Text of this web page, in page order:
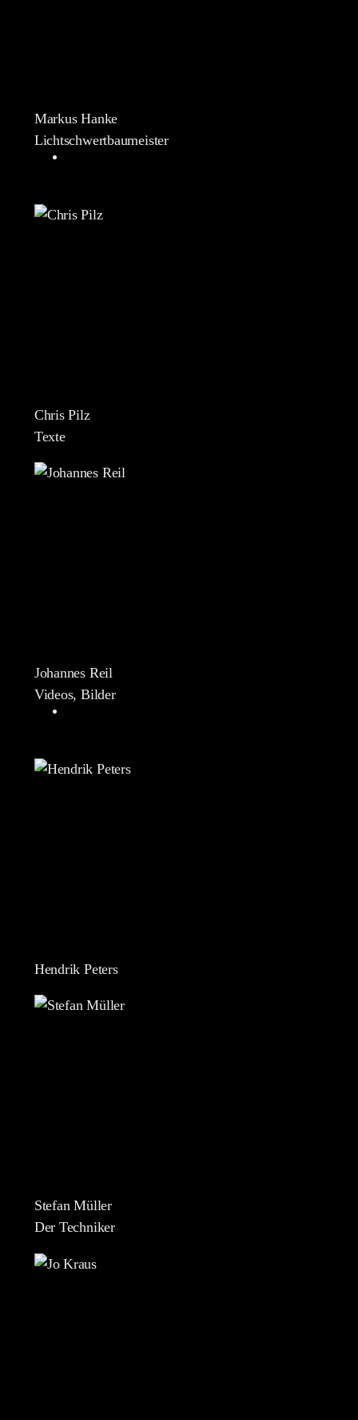
Markus Hanke
Lichtschwertbaumeister
Chris Pilz
Texte
Johannes Reil
Videos, Bilder
Hendrik Peters
Stefan Müller
Der Techniker